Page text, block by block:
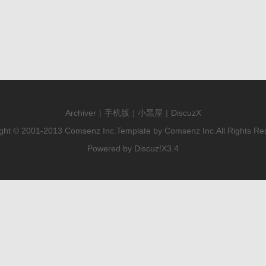
Archiver | 手机版 | 小黑屋 | DiscuzX
© 2001-2013 Comsenz Inc. Template by Comsenz Inc. All Rights
Powered by Discuz!X3.4